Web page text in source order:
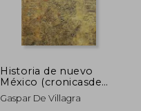
Historia de nuevo
México (cronicasde
América, 22) (Cronicas
De America)
Gaspar De Villagra